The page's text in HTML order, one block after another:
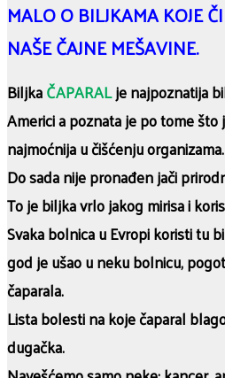
MALO O BILJKAMA KOJE
NAŠE ČAJNE MEŠAVINE.
BiljkaČAPARALje najpoznatija
Americi a poznata je po tome
najmoćnija u čišćenju organizama.
Do sada nije pronađen jači
To je biljka vrlo jakog mirisa i
Svaka bolnica u Evropi koristi tu
god je ušao u neku bolnicu,
čaparala.
Lista bolesti na koje čaparal
dugačka.